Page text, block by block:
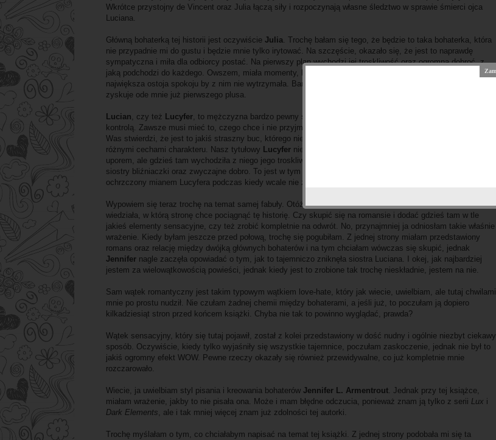
Wkrótce przystojny de Vincent oraz Julia łączą siły i rozpoczynają własne śledztwo w sprawie śmierci ojca
Luciana.
Główną bohaterką tej historii jest oczywiście Julia. Trochę bałam się tego, że będzie to taka bohaterka, która
nie przypadnie mi do gustu i będzie mnie tylko irytować. Na szczęście, okazało się, że jest to naprawdę
sympatyczna i miła dla odbiorcy postać. Na pierwszy plan wychodzi jej troskliwość oraz ogromna dobroć, z
jaką podchodzi do każdego. Owszem, miała momenty, kiedy widać było jej złość na Luciana, ale nawet
największa ostoja spokoju by z nim nie wytrzymała. Bardzo polubiłam tę bohaterkę, więc dzięki temu książka
zyskuje ode mnie już pierwszego plusa.
Lucian, czy też Lucyfer, to mężczyzna bardzo pewny siebie, chcący mieć wszystko i wszystkich pod
kontrolą. Zawsze musi mieć to, czego chce i nie przyjmuje odmowy. Po takim opisie zapewne większość z
Was stwierdzi, że jest to jakiś straszny buc, którego nie da się lubić. No cóż. Jennifer lubi kreować postacie z
różnymi cechami charakteru. Nasz tytułowy Lucyfer nie jest aż taki zły. Może i denerwował mnie swoim oślim
uporem, ale gdzieś tam wychodziła z niego jego troskliwość, chęć dbania o bezpieczeństwo rodziny, miłość do
siostry bliźniaczki oraz zwyczajne dobro. To jest w tym wszystkim najzabawniejsze, ponieważ
ochrzczony mianem Lucyfera podczas kiedy wcale nie zachowuje się aż tak źle.
Wypowiem się teraz trochę na temat samej fabuły. Otóż autorka w pewnym momencie chyba nie do końca
wiedziała, w którą stronę chce pociągnąć tę historię. Czy skupić się na romansie i dodać gdzieś tam w tle
jakieś elementy sensacyjne, czy też zrobić kompletnie na odwrót. No, przynajmniej ja odniosłam takie właśnie
wrażenie. Kiedy byłam jeszcze przed połową, trochę się pogubiłam. Z jednej strony miałam przedstawiony
romans oraz relację między dwójką głównych bohaterów i na tym chciałam wówczas się skupić, jednak
Jennifer nagle zaczęła opowiadać o tym, jak to tajemniczo zniknęła siostra Luciana. I okej, jak najbardziej
jestem za wielowątkowością powieści, jednak kiedy jest to zrobione tak trochę nieskładnie, jestem na nie.
Sam wątek romantyczny jest takim typowym wątkiem love-hate, który jak wiecie, uwielbiam, ale tutaj chwilami
mnie po prostu nudził. Nie czułam żadnej chemii między bohaterami, a jeśli już, to poczułam ją dopiero
kilkadziesiąt stron przed końcem książki. Chyba nie tak to powinno wyglądać, prawda?
Wątek sensacyjny, który się tutaj pojawił, został z kolei przedstawiony w dość nudny i ogólnie niezbyt ciekawy
sposób. Oczywiście, kiedy tylko wyjaśniły się wszystkie tajemnice, poczułam zaskoczenie, jednak nie był to
jakiś ogromny efekt WOW. Pewne rzeczy okazały się również przewidywalne, co już kompletnie mnie
rozczarowało.
Wiecie, ja uwielbiam styl pisania i kreowania bohaterów Jennifer L. Armentrout. Jednak przy tej książce,
miałam wrażenie, jakby to nie pisała ona. Może i mam błędne odczucia, ponieważ znam ją tylko z serii Lux i
Dark Elements, ale i tak mniej więcej znam już zdolności tej autorki.
Trochę myślałam o tym, co chciałabym napisać na temat tej książki. Z jednej strony podobała mi się ta